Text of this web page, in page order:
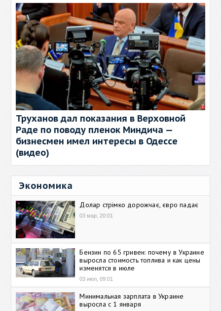
Труханов дал показания в Верховной
Раде по поводу пленок Миндича —
бизнесмен имел интересы в Одессе
(видео)
Экономика
Долар стрімко дорожчає, євро падає
03 мар, 20:01
Бензин по 65 гривен: почему в Украине
выросла стоимость топлива и как цены
изменятся в июле
03 июл, 09:01
Минимальная зарплата в Украине
выросла с 1 января